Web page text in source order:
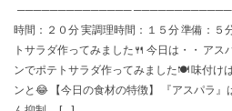
────────────── ──────────────
時間：２０分 実調理時間：１５分 準備：５
トサラダ作ってみました🍴 今日は・・ ア
ンでポテトサラダ作ってみました🍽️ 味付け
ンと😂 【今日の食材の特徴】 『アスパラ